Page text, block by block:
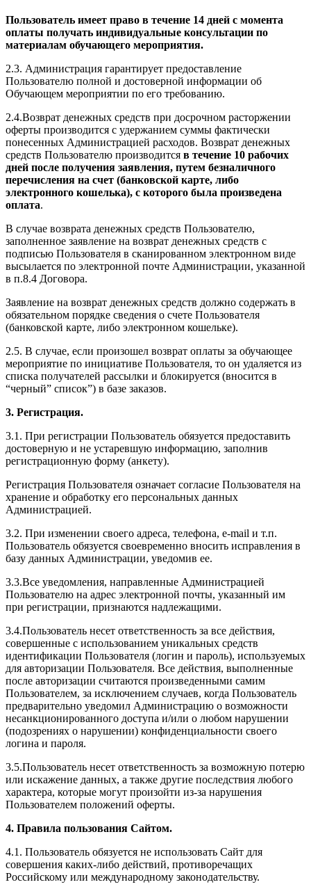
Пользователь имеет право в течение 14 дней с момента
оплаты получать индивидуальные консультации по
материалам обучающего мероприятия.
2.3. Администрация гарантирует предоставление
Пользователю полной и достоверной информации об
Обучающем мероприятии по его требованию.
2.4.Возврат денежных средств при досрочном расторжении
оферты производится с удержанием суммы фактически
понесенных Администрацией расходов. Возврат денежных
средств Пользователю производится в течение 10 рабочих
дней после получения заявления, путем безналичного
перечисления на счет (банковской карте, либо
электронного кошелька), с которого была произведена
оплата.
В случае возврата денежных средств Пользователю,
заполненное заявление на возврат денежных средств с
подписью Пользователя в сканированном электронном виде
высылается по электронной почте Администрации, указанной
в п.8.4 Договора.
Заявление на возврат денежных средств должно содержать в
обязательном порядке сведения о счете Пользователя
(банковской карте, либо электронном кошельке).
2.5. В случае, если произошел возврат оплаты за обучающее
мероприятие по инициативе Пользователя, то он удаляется из
списка получателей рассылки и блокируется (вносится в
“черный” список”) в базе заказов.
3. Регистрация.
3.1. При регистрации Пользователь обязуется предоставить
достоверную и не устаревшую информацию, заполнив
регистрационную форму (анкету).
Регистрация Пользователя означает согласие Пользователя на
хранение и обработку его персональных данных
Администрацией.
3.2. При изменении своего адреса, телефона, e-mail и т.п.
Пользователь обязуется своевременно вносить исправления в
базу данных Администрации, уведомив ее.
3.3.Все уведомления, направленные Администрацией
Пользователю на адрес электронной почты, указанный им
при регистрации, признаются надлежащими.
3.4.Пользователь несет ответственность за все действия,
совершенные с использованием уникальных средств
идентификации Пользователя (логин и пароль), используемых
для авторизации Пользователя. Все действия, выполненные
после авторизации считаются произведенными самим
Пользователем, за исключением случаев, когда Пользователь
предварительно уведомил Администрацию о возможности
несанкционированного доступа и/или о любом нарушении
(подозрениях о нарушении) конфиденциальности своего
логина и пароля.
3.5.Пользователь несет ответственность за возможную потерю
или искажение данных, а также другие последствия любого
характера, которые могут произойти из-за нарушения
Пользователем положений оферты.
4. Правила пользования Сайтом.
4.1. Пользователь обязуется не использовать Сайт для
совершения каких-либо действий, противоречащих
Российскому или международному законодательству.